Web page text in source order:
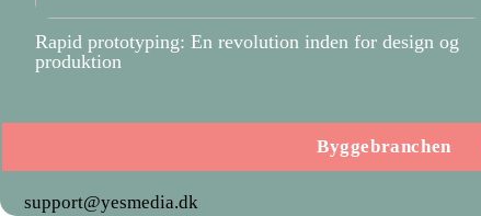
Rapid prototyping: En revolution inden for design og
produktion
Byggebranchen
support@yesmedia.dk